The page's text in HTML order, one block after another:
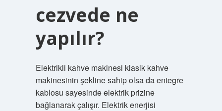
cezvede ne
yapılır?
Elektrikli kahve makinesi klasik kahve
makinesinin şekline sahip olsa da entegre
kablosu sayesinde elektrik prizine
bağlanarak çalışır. Elektrik enerjisi